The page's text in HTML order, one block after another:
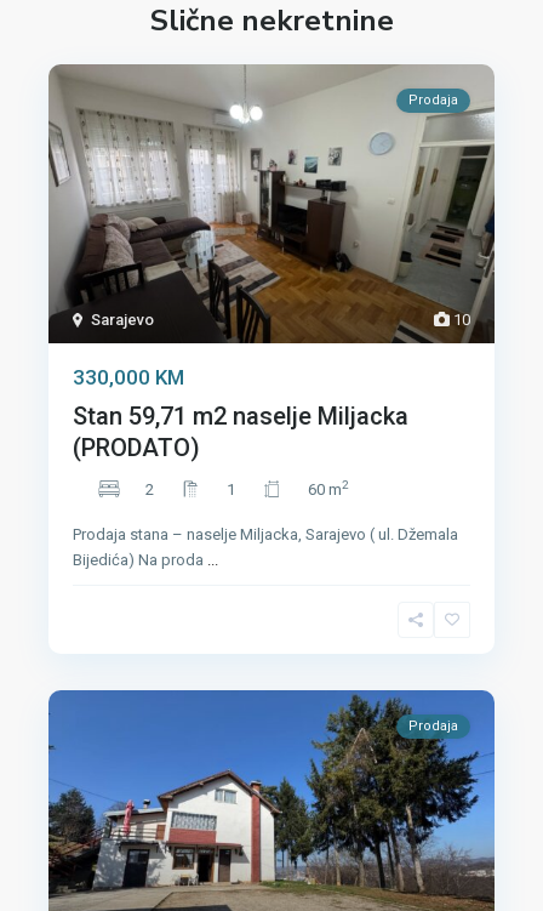
Slične nekretnine
10
Sarajevo
Prodaja
330,000 KM
Stan 59,71 m2 naselje Miljacka
(PRODATO)
2 1 60 m2
Prodaja stana – naselje Miljacka, Sarajevo ( ul. Džemala
Bijedića) Na proda
Prodaja